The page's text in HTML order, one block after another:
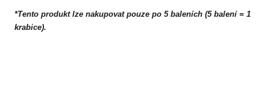
*Tento produkt lze nakupovat pouze po 5 baleních (5 balení = 1
krabice).